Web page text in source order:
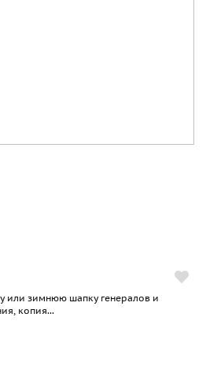
или зимнюю шапку генералов и
копия...